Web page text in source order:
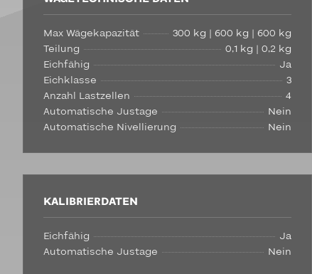
Max Wägekapazität
300 kg | 600 kg | 600 kg
Teilung
0,1 kg | 0,2 kg
Eichfähig
Ja
Eichklasse
3
Anzahl Lastzellen
4
Automatische Justage
Nein
Automatische Nivellierung
Nein
KALIBRIERDATEN
Eichfähig
Ja
Automatische Justage
Nein